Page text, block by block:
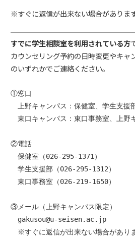
※すぐに返信が出来ない場合がありま
すでに学生相談室を利用されている方
カウンセリング予約の日時変更やキャ
のいずれかでご連絡ください。
①窓口
上野キャンパス：保健室、学生支援
東口キャンパス：東口事務室、上野
②電話
保健室（026-295-1371）
学生支援部（026-295-1312）
東口事務室（026-219-1650）
③メール（上野キャンパス限定）
gakusou@u-seisen.ac.jp
※すぐに返信が出来ない場合があり